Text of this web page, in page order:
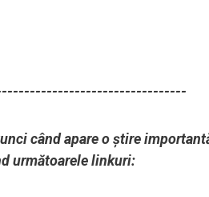
când apare o știre
următoarele linkuri: